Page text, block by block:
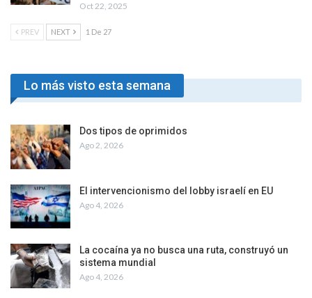
Oct 22, 2025
PREV NEXT 1 De 27
Lo más visto esta semana
Dos tipos de oprimidos
Ago 2, 2026
El intervencionismo del lobby israelí en EU
Ago 4, 2026
La cocaína ya no busca una ruta, construyó un
sistema mundial
Ago 4, 2026